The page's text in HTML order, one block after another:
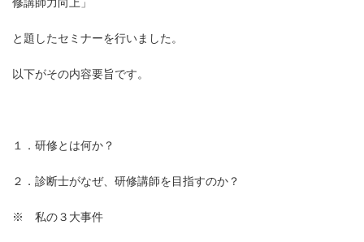
と題したセミナーを行いました。
以下がその内容要旨です。
１．研修とは何か？
２．診断士がなぜ、研修講師を目指すのか？
※ 私の３大事件